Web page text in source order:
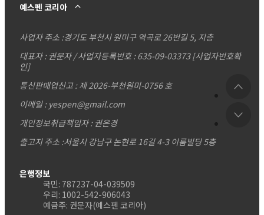
예스펜 코리아
사업자 주소 :경기도 부천시 원미구 역곡로 26번길 5, 지층
대표자 : 권문자 / 사업자등록번호 : 635-09-03373 [사업자번호확
인]
통신판매업신고 : 제 2026-부천원미-0756 호
이메일 : yespen@gmail.com
개인정보취급책임자 : 권은경
출고지 주소 :서울시 강남구 논현로 16길 4-3 이룸빌딩 5층
은행정보
국민: 787237-04-039509
우리: 1002-542-906043
예금주: 권문자(예스펜 코리아)